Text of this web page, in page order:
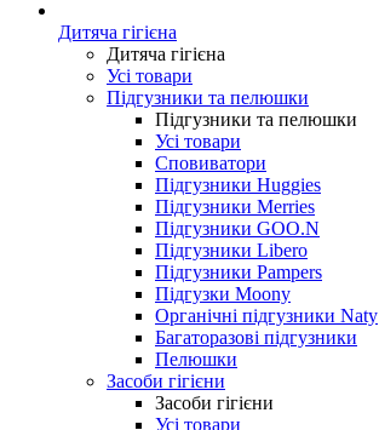
Дитяча гігієна
Дитяча гігієна
Усі товари
Підгузники та пелюшки
Підгузники та пелюшки
Усі товари
Сповиватори
Підгузники Huggies
Підгузники Merries
Підгузники GOO.N
Підгузники Libero
Підгузники Pampers
Підгузки Moony
Органічні підгузники Naty
Багаторазові підгузники
Пелюшки
Засоби гігієни
Засоби гігієни
Усі товари